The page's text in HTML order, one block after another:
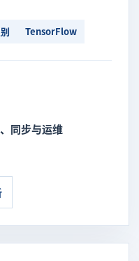
TensorFlow
同步与运维